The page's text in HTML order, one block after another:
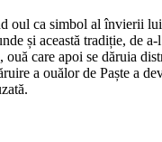
oul ca simbol al învierii
și această tradiție, de
ouă care apoi se dăruia
a ouălor de Paște a